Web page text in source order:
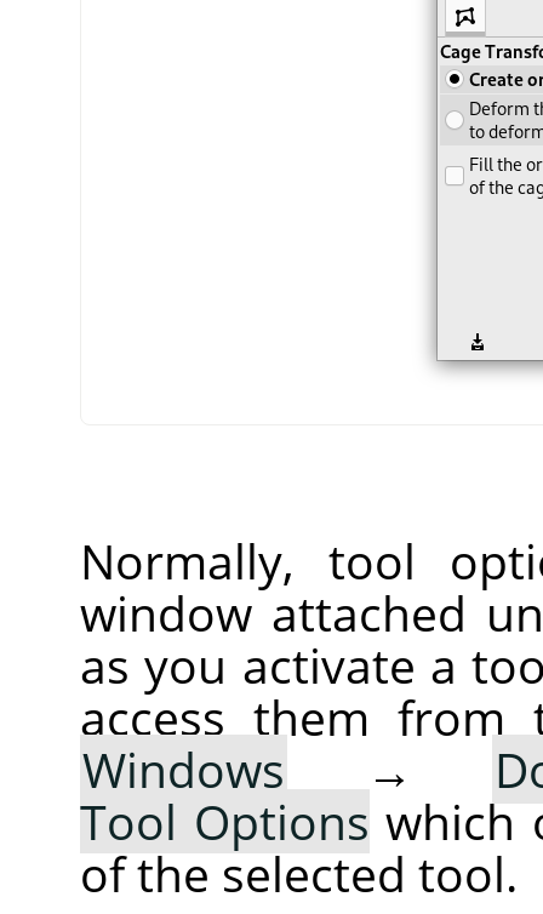
Normally, tool
window attached
as you activate a
access them from
Windows →
Tool Options which
of the selected tool.